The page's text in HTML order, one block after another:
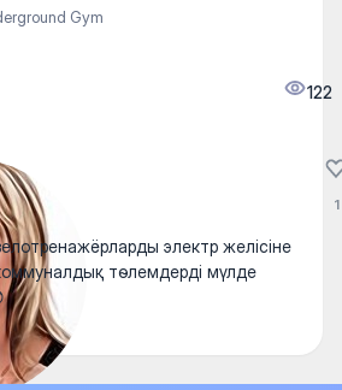
Gym
122
электр желісіне
төлемдерді мүлде
1